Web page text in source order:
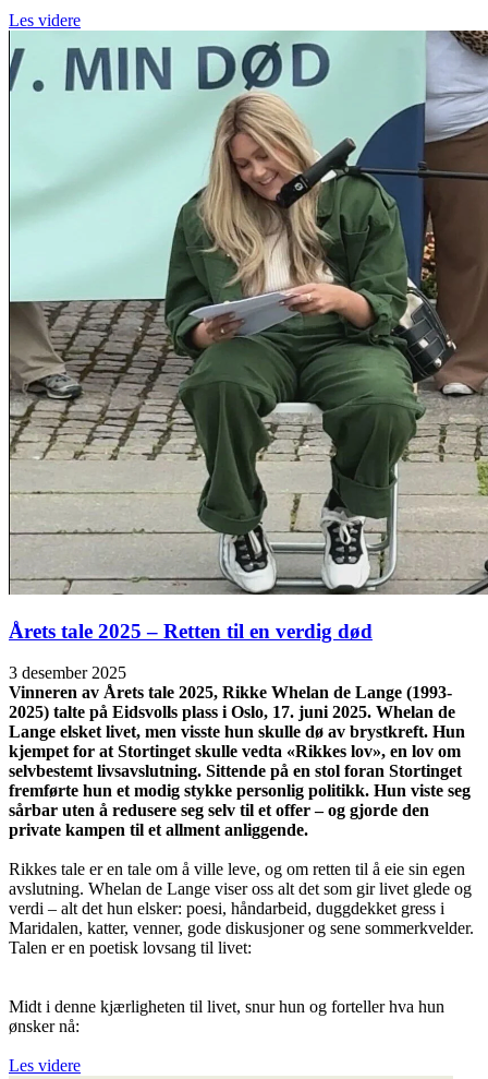
Les videre
Årets tale 2025 – Retten til en verdig død
3 desember 2025
Vinneren av Årets tale 2025, Rikke Whelan de Lange (1993-
2025) talte på Eidsvolls plass i Oslo, 17. juni 2025. Whelan de
Lange elsket livet, men visste hun skulle dø av brystkreft. Hun
kjempet for at Stortinget skulle vedta «Rikkes lov», en lov om
selvbestemt livsavslutning. Sittende på en stol foran Stortinget
fremførte hun et modig stykke personlig politikk. Hun viste seg
sårbar uten å redusere seg selv til et offer – og gjorde den
private kampen til et allment anliggende.
Rikkes tale er en tale om å ville leve, og om retten til å eie sin egen
avslutning. Whelan de Lange viser oss alt det som gir livet glede og
verdi – alt det hun elsker: poesi, håndarbeid, duggdekket gress i
Maridalen, katter, venner, gode diskusjoner og sene sommerkvelder.
Talen er en poetisk lovsang til livet:
Midt i denne kjærligheten til livet, snur hun og forteller hva hun
ønsker nå:
Les videre